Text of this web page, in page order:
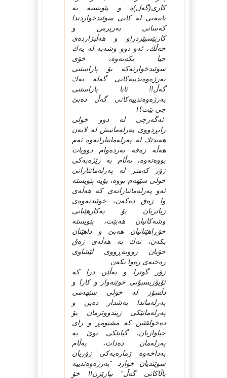
كاری(گەل)ە و پێویستە بە
تایبەتی لە كاتی سوێندخواردندا
كەسانی بەرپرس و
كارپێسپێردراو و هەڵبژاردەی
خەڵك، ئەو دوو وشەیە لە یەك
جیا بكەنەوە، خۆی
سوێندخوارنەكە بۆ پاراستنی
بەرژەوەندییەكانی گەلە نەك
گەڵ!! ئایا پاراستنی
بەرژەوەندییەكانی گەڵ دەبێ
چی بێت؟!
ئەگەرچی لە دوو خولی
رابڕدووی پەرلەمانیش لە لایەن
هەندێك لە پەرلەمانتارانەوە ئەم
هەڵە زەقە بەردەوام دووپات
بووەتەوە، بەڵام بە رێژەیەكی
زۆر كەمتر لە پەرلەمانتارانی
خولی سێهەم بووە، بۆیە پێویستە
ئەو پەرلەمانتارانەی كە هەڵەی
وا زەق دەكەن، خوێندنەوەی
زیاتریان بۆ بەكارهێنانی
وشەكانیان هەبێت، پێویستە
خۆڕاهێنانیان هەبێ و داهێنان
بكەن، نەك بە هەڵەی زەق
خۆیان رووبەڕووی لێشاوی
رەخنەی رەوا بكەن.
زۆر گوترا و بەڵێن درا كە
ئۆپۆزیسیۆنی خوێنەوار و كارا و
دڵسۆز لە خولی سێهەمی
پەرلەماندا بەشدار دەبن و
پەرلەمانێكی زیندووترمان بۆ
دەخولقێنن كە مشتومڕ و رای
جیاوازیان، گیانێكی نوێ بە
پەرلەمان دەدات، بەڵام
بەداخەوە ژمارەیەكی زۆریان
سوێندیان خوارد "بەرژەوەندییە
باڵاكانی گەڵ" بپارێزن!! خۆ